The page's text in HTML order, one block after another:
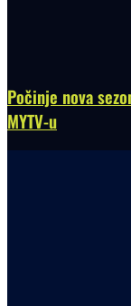
Počinje nova
MYTV-u